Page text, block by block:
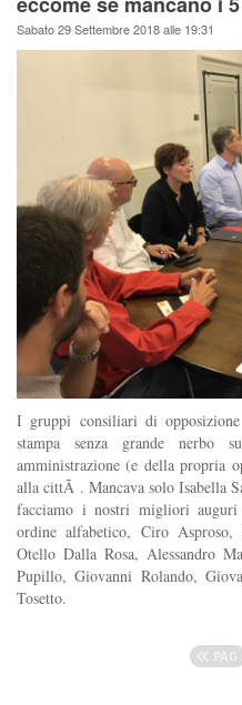
Sabato 29 Settembre 2018 alle 19:31
I gruppi consiliari di
stampa senza grande
amministrazione (e della propria
alla cittÃ . Mancava solo Isabella
facciamo i nostri migliori
ordine alfabetico, Ciro Asproso,
Otello Dalla Rosa, Alessandro
Pupillo, Giovanni Rolando,
Tosetto.